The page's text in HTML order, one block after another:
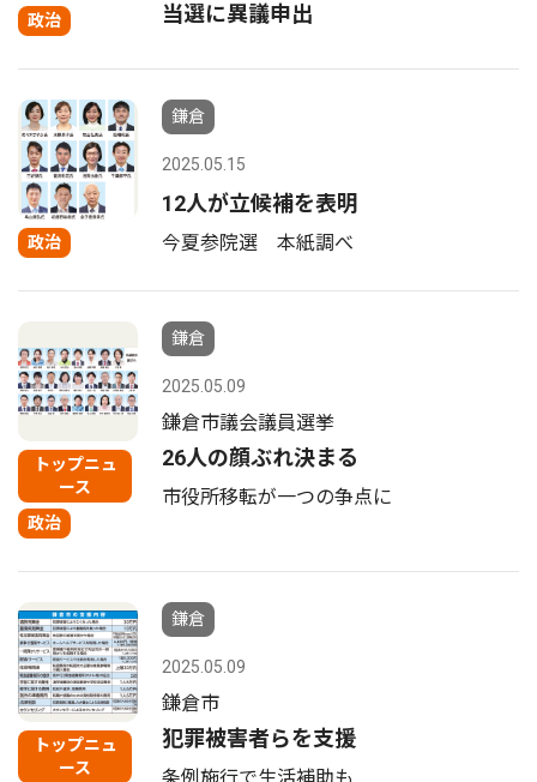
政治 当選に異議申出
政治
鎌倉
2025.05.15
12人が立候補を表明
今夏参院選 本紙調べ
トップニュ
ース
政治
鎌倉
2025.05.09
鎌倉市議会議員選挙
26人の顔ぶれ決まる
市役所移転が一つの争点に
トップニュ
ース
鎌倉
2025.05.09
鎌倉市
犯罪被害者らを支援